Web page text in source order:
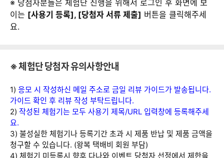
※ 당첨자분들은 체험단 진행을 위해서 로그인 후 화면에 보
이는 [사용기 등록], [당첨자 서류 제출] 버튼을 클릭해주세
요.
※ 체험단 당첨자 유의사항안내
1) 응모 시 작성하신 메일 주소로 금일 리뷰 가이드가 발송됩니다.
가이드 확인 후 리뷰 작성 부탁드립니다.
2) 작성된 체험기는 모두 사용기 제목/URL 입력창에 등록해주세
요.
3) 불성실한 체험기나 등록기간 초과 시 제품 반납 및 제품 금액을
청구할 수 있습니다. (왕복 택배비 회원 부담)
4) 체험기 미등록시 향후 다나와 이벤트 당첨자 선정에서 제한을